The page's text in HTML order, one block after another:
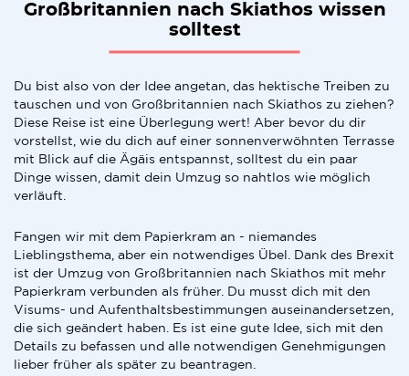
Großbritannien nach Skiathos wissen
solltest
Du bist also von der Idee angetan, das hektische Treiben zu
tauschen und von Großbritannien nach Skiathos zu ziehen?
Diese Reise ist eine Überlegung wert! Aber bevor du dir
vorstellst, wie du dich auf einer sonnenverwöhnten Terrasse
mit Blick auf die Ägäis entspannst, solltest du ein paar
Dinge wissen, damit dein Umzug so nahtlos wie möglich
verläuft.
Fangen wir mit dem Papierkram an - niemandes
Lieblingsthema, aber ein notwendiges Übel. Dank des Brexit
ist der Umzug von Großbritannien nach Skiathos mit mehr
Papierkram verbunden als früher. Du musst dich mit den
Visums- und Aufenthaltsbestimmungen auseinandersetzen,
die sich geändert haben. Es ist eine gute Idee, sich mit den
Details zu befassen und alle notwendigen Genehmigungen
lieber früher als später zu beantragen.